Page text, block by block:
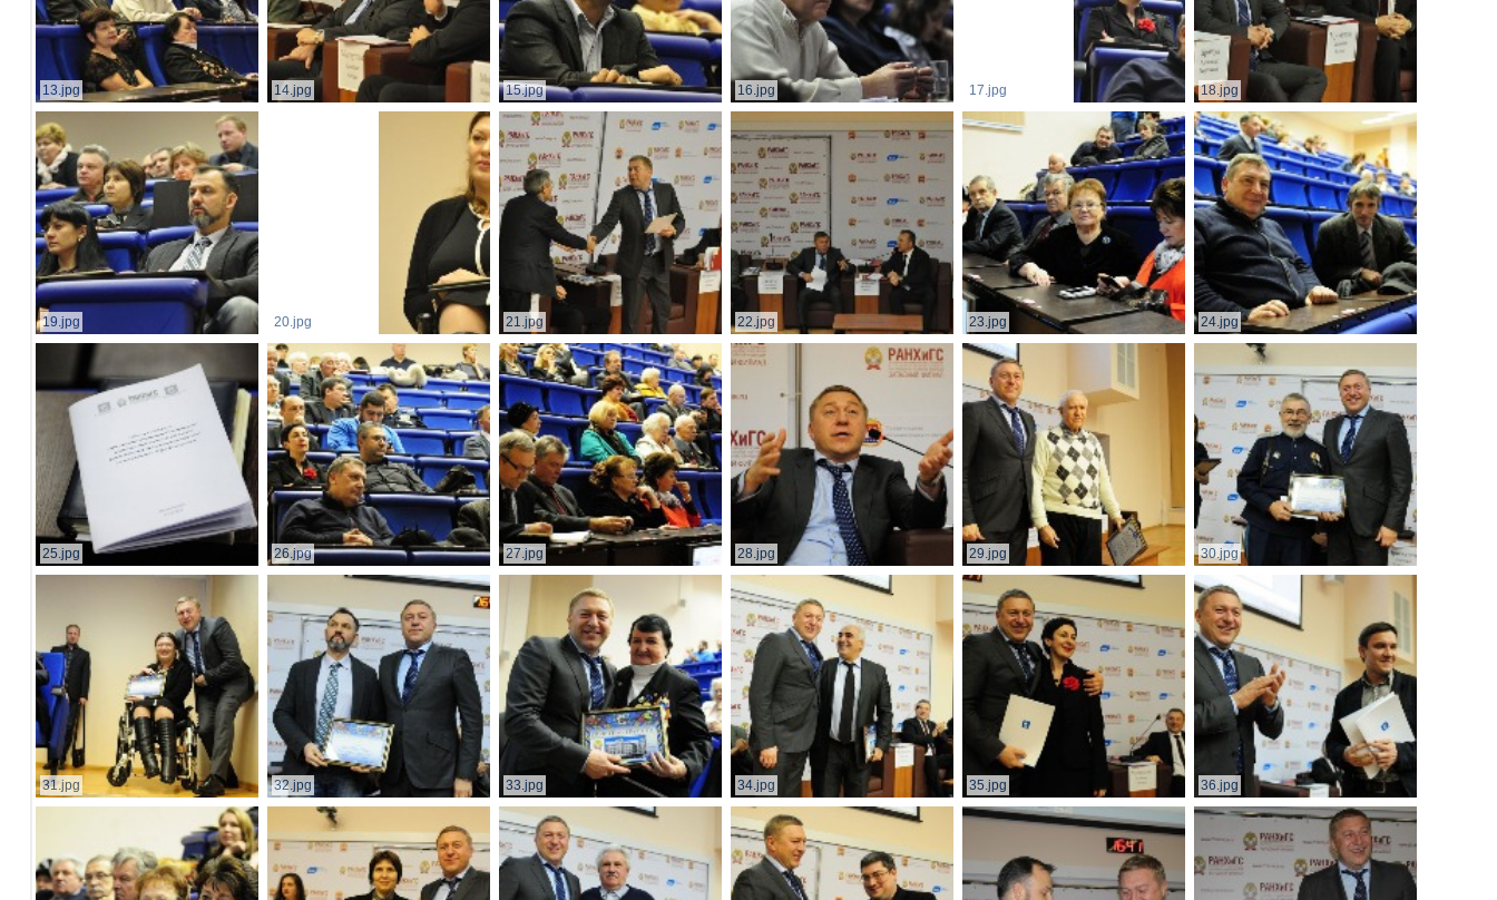
13.jpg 14.jpg 15.jpg 16.jpg 17.jpg 18.jpg
19.jpg 20.jpg 21.jpg 22.jpg 23.jpg 24.jpg
25.jpg 26.jpg 27.jpg 28.jpg 29.jpg 30.jpg
31.jpg 32.jpg 33.jpg 34.jpg 35.jpg 36.jpg